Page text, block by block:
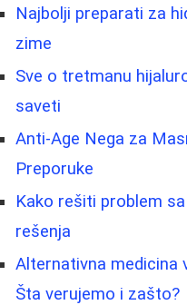
Najbolji preparati za
zime
Sve o tretmanu
saveti
Anti-Age Nega za
Preporuke
Kako rešiti problem
rešenja
Alternativna medicina
Šta verujemo i zašto?